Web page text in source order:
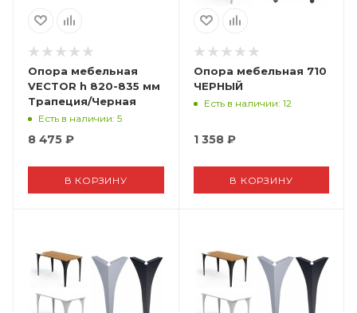
Опора мебельная
VECTOR h 820-835 мм
Трапеция/Черная
Есть в наличии: 5
8 475 ₽
В КОРЗИНУ
Опора мебельная 710
ЧЕРНЫЙ
Есть в наличии: 12
1 358₽
В КОРЗИНУ